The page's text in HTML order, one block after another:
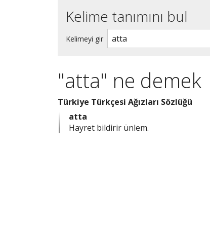
Kelime tanımını bul
Kelimeyi gir
"atta" ne demek
Türkiye Türkçesi Ağızları Sözlüğü
atta
Hayret bildirir ünlem.